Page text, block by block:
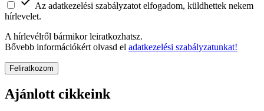
Az adatkezelési szabályzatot elfogadom, küldhettek nekem
hírlevelet.
A hírlevélről bármikor leiratkozhatsz.
Bővebb információkért olvasd el adatkezelési szabályzatunkat!
Feliratkozom
Ajánlott cikkeink